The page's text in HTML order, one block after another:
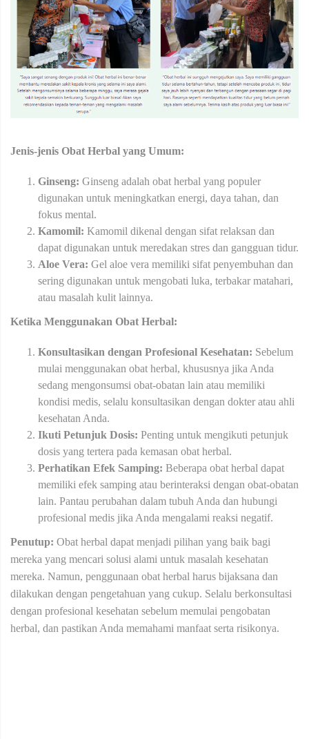
Jenis-jenis Obat Herbal yang Umum:
Ginseng: Ginseng adalah obat herbal yang populer
digunakan untuk meningkatkan energi, daya tahan, dan
fokus mental.
Kamomil: Kamomil dikenal dengan sifat relaksan dan
dapat digunakan untuk meredakan stres dan gangguan tidur.
Aloe Vera: Gel aloe vera memiliki sifat penyembuhan dan
sering digunakan untuk mengobati luka, terbakar matahari,
atau masalah kulit lainnya.
Ketika Menggunakan Obat Herbal:
Konsultasikan dengan Profesional Kesehatan: Sebelum
mulai menggunakan obat herbal, khususnya jika Anda
sedang mengonsumsi obat-obatan lain atau memiliki
kondisi medis, selalu konsultasikan dengan dokter atau ahli
kesehatan Anda.
Ikuti Petunjuk Dosis: Penting untuk mengikuti petunjuk
dosis yang tertera pada kemasan obat herbal.
Perhatikan Efek Samping: Beberapa obat herbal dapat
memiliki efek samping atau berinteraksi dengan obat-obatan
lain. Pantau perubahan dalam tubuh Anda dan hubungi
profesional medis jika Anda mengalami reaksi negatif.
Penutup: Obat herbal dapat menjadi pilihan yang baik bagi
mereka yang mencari solusi alami untuk masalah kesehatan
mereka. Namun, penggunaan obat herbal harus bijaksana dan
dilakukan dengan pengetahuan yang cukup. Selalu berkonsultasi
dengan profesional kesehatan sebelum memulai pengobatan
herbal, dan pastikan Anda memahami manfaat serta risikonya.